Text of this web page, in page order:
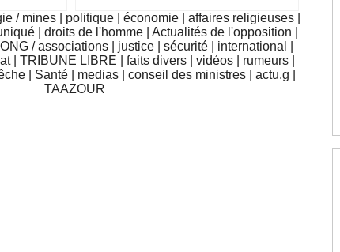
/ mines politique économie affaires religieuses
droits de l'homme Actualités de l'opposition
ONG / associations justice sécurité international
TRIBUNE LIBRE faits divers vidéos rumeurs
Santé medias conseil des ministres actu.g
TAAZOUR